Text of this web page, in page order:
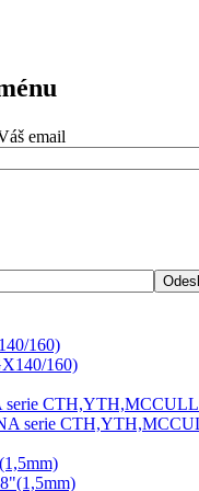
email
160)
serie